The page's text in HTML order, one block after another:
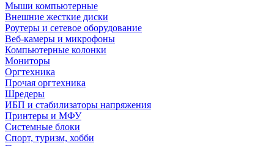
Мыши компьютерные
Внешние жесткие диски
Роутеры и сетевое оборудование
Веб-камеры и микрофоны
Компьютерные колонки
Мониторы
Оргтехника
Прочая оргтехника
Шредеры
ИБП и стабилизаторы напряжения
Принтеры и МФУ
Системные блоки
Спорт, туризм, хобби